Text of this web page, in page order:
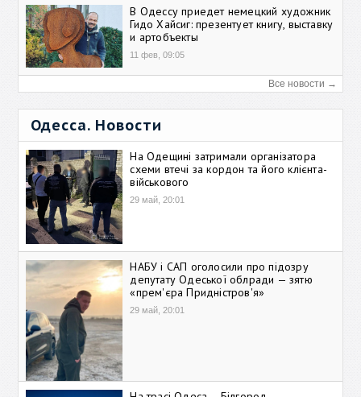
В Одессу приедет немецкий художник
Гидо Хайсиг: презентует книгу, выставку
и артобъекты
11 фев, 09:05
Все новости →
Одесса. Новости
На Одещині затримали організатора
схеми втечі за кордон та його клієнта-
військового
29 май, 20:01
НАБУ і САП оголосили про підозру
депутату Одеської облради — зятю
«прем'єра Придністров'я»
29 май, 20:01